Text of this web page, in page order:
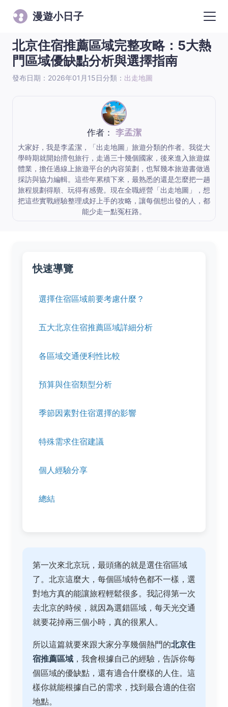
漫遊小日子
北京住宿推薦區域完整攻略：5大熱
門區域優缺點分析與選擇指南
發布日期：2026年01月15日分類： 出走地圖
作者： 李孟潔
大家好，我是李孟潔，「出走地圖」旅遊分類的作者。我從大
學時期就開始揹包旅行，走過三十幾個國家，後來進入旅遊媒
體業，擔任過線上旅遊平台的內容策劃，也幫幾本旅遊書做過
採訪與協力編輯。這些年累積下來，最熟悉的還是怎麼把一趟
旅程規劃得順、玩得有感覺。現在全職經營「出走地圖」，想
把這些實戰經驗整理成好上手的攻略，讓每個想出發的人，都
能少走一點冤枉路。
快速導覽
選擇住宿區域前要考慮什麼？
五大北京住宿推薦區域詳細分析
各區域交通便利性比較
預算與住宿類型分析
季節因素對住宿選擇的影響
特殊需求住宿建議
個人經驗分享
總結
第一次來北京玩，最頭痛的就是選住宿區域
了。北京這麼大，每個區域特色都不一樣，選
對地方真的能讓旅程輕鬆很多。我記得第一次
去北京的時候，就因為選錯區域，每天光交通
就要花掉兩三個小時，真的很累人。
所以這篇就要來跟大家分享幾個熱門的北京住
宿推薦區域 ，我會根據自己的經驗，告訴你每
個區域的優缺點，還有適合什麼樣的人住。這
樣你就能根據自己的需求，找到最合適的住宿
地點。